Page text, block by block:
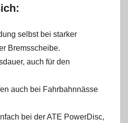
selbst bei starker
Bremsscheibe.
auch für den
auch bei Fahrbahnnässe
bei der ATE PowerDisc,